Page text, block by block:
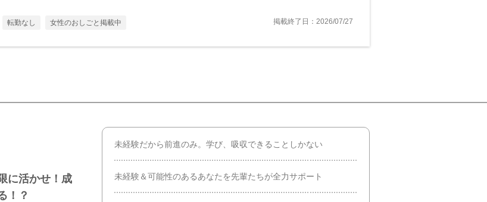
転勤なし 女性のおしごと掲載中 掲載終了日：2026/07/27
に活かせ！成
！？
未経験だから前進のみ。学び、吸収できることしかない
未経験＆可能性のあるあなたを先輩たちが全力サポート